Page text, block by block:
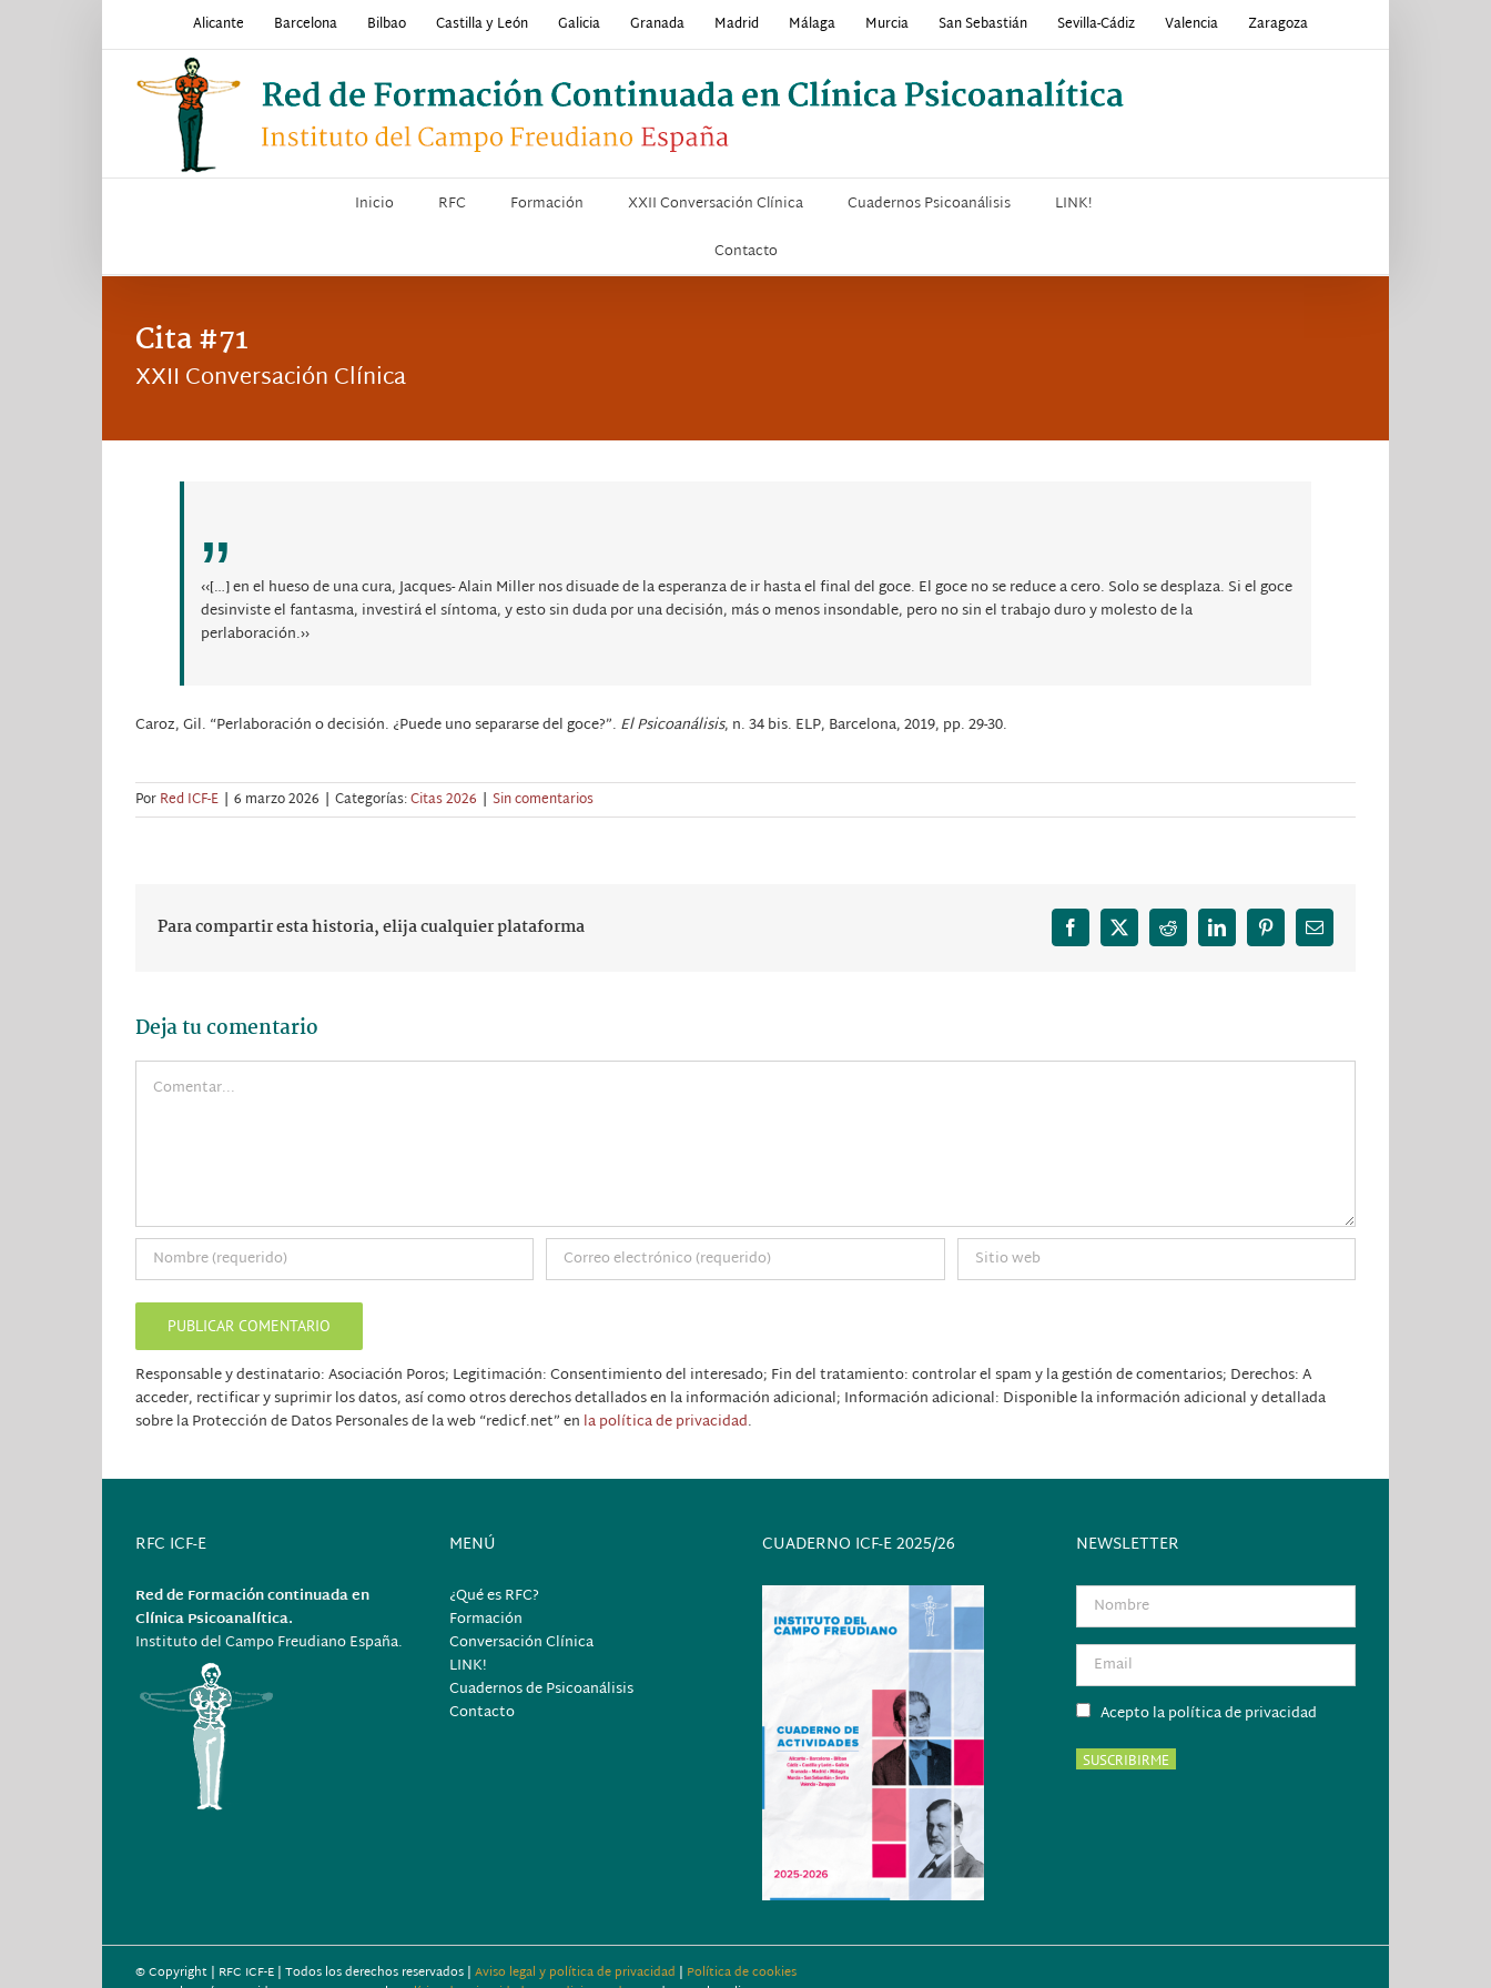
Alicante Barcelona Bilbao Castilla y León Galicia Granada Madrid Málaga Murcia San Sebastián Sevilla-Cádiz Valencia Zaragoza
Inicio RFC Formación XXII Conversación Clínica Cuadernos Psicoanálisis
LINK!
Contacto
Cita #71
XXII Conversación Clínica
‹‹[…] en el hueso de una cura, Jacques- Alain Miller nos disuade de la esperanza de ir hasta el final del goce. El goce no se reduce a cero. Solo se desplaza. Si el goce
desinviste el fantasma, investirá el síntoma, y esto sin duda por una decisión, más o menos insondable, pero no sin el trabajo duro y molesto de la
perlaboración.››
Caroz, Gil. “Perlaboración o decisión. ¿Puede uno separarse del goce?”. El Psicoanálisis, n. 34 bis. ELP, Barcelona, 2019, pp. 29-30.
PorRed ICF-E | 6 marzo 2026 | Categorías:Citas 2026 | Sin comentarios
Para compartir esta historia, elija cualquier plataforma Facebook
X RedditLinkedInPinterestCorreo
Deja tu comentario
Comentar
Responsable y destinatario: Asociación Poros; Legitimación: Consentimiento del interesado; Fin del tratamiento: controlar el spam y la gestión de comentarios; Derechos: A
acceder, rectificar y suprimir los datos, así como otros derechos detallados en la información adicional; Información adicional: Disponible la información adicional y detallada
sobre la Protección de Datos Personales de la web “redicf.net” en la política de privacidad.
RFC ICF-E
Red de Formación continuada en
Clínica Psicoanalítica.
Instituto del Campo Freudiano España.
MENÚ
¿Qué es RFC?
Formación
Conversación Clínica
LINK!
Cuadernos de Psicoanálisis
Contacto
CUADERNO ICF-E 2025/26 NEWSLETTER
Acepto la política de privacidad
© Copyright | RFC ICF-E | Todos los derechos reservados | Aviso legal y política de privacidad | Política de cookies